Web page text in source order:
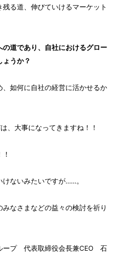
る道、伸びていけるマーケット
道であり、自社におけるグロー
ょうか？
如何に自社の経営に活かせるか
は、大事になってきますね！！
ないみたいですが……。
なさまなどの益々の検討を祈り
ープ 代表取締役会長兼CEO 石